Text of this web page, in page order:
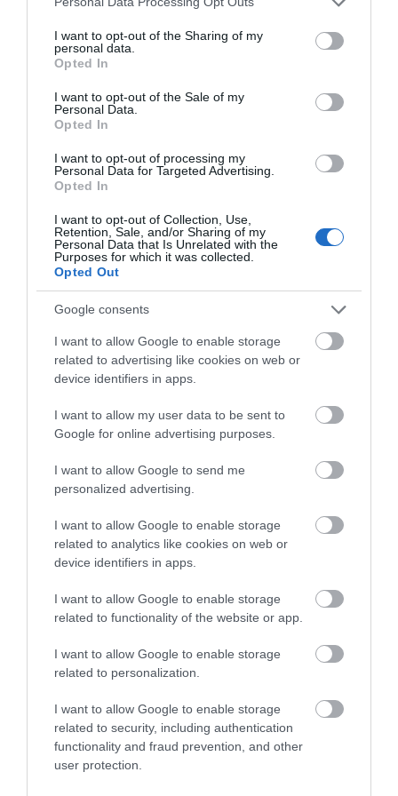
not limited to your visit or usage behaviour. You may click to
grant or deny consent to Google and its third-party tags to
use your data for below specified purposes in below Google
consent section.
I want to opt-out of the Sharing of my
personal data.
Opted In
I want to opt-out of the Sale of my
Personal Data.
Opted In
I want to opt-out of processing my
Personal Data for Targeted Advertising.
Opted In
I want to opt-out of Collection, Use,
Retention, Sale, and/or Sharing of my
Personal Data that Is Unrelated with the
Purposes for which it was collected.
Opted Out
Google consents
I want to allow Google to enable storage
related to advertising like cookies on web or
device identifiers in apps.
I want to allow my user data to be sent to
Google for online advertising purposes.
I want to allow Google to send me
personalized advertising.
I want to allow Google to enable storage
related to analytics like cookies on web or
device identifiers in apps.
I want to allow Google to enable storage
related to functionality of the website or app.
I want to allow Google to enable storage
related to personalization.
I want to allow Google to enable storage
related to security, including authentication
functionality and fraud prevention, and other
user protection.
Κοριτσάκι βρέθηκε μόνο στους
δρόμους – Χειροπέδες στον
05.08.2026 | 21:40
τα χρυσαφικά στο μπαλκόνι» –
Έχασε 9.500 ευρώ και κοσμήματα
Σοκ σε επαρχιακό δρόμο: Οδηγός
κάνει τετραπλή προσπέραση
πάνω σε στροφή (βίντεο)
05.08.2026 | 21:00
Φωτιά σε λεωφορείο στην Εύβοια
05.08.2026 | 20:39
Η λειτουργία στα κλειδιά του
αυτοκινήτου που λίγοι οδηγοί
το καλοκαίρι
05.08.2026 | 20:20
Καθαρό και άφθονο νερό σε αυτή
την περιοχή της Εύβοιας
Καραμπόλα τεσσάρων οχημάτων
κυκλοφορία
Νύχτα τρόμου στην Εύβοια:
Διέρρηξαν σπίτι 95χρονης και
προκάλεσαν σοβαρές ζημιές σε
ταβέρνα
Όλες οι τελευταίες ειδήσεις
ΠΕΡΙΣΣΟΤΕΡΑ ΑΠΟ ΟΙΚΟΝΟΜΙΑ
e-ΕΦΚΑ και ΔΥΠΑ:
Ποιοι πάνε ΑΤΜ έως
Τουρισμός για Όλους